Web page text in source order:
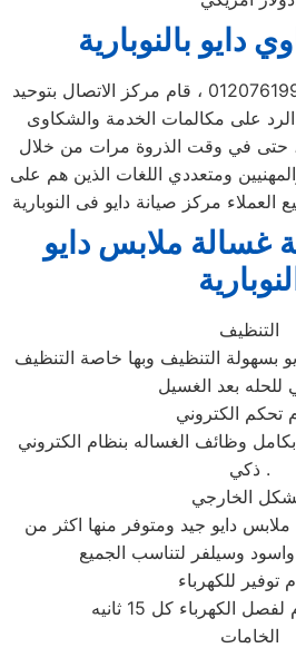
دايو بالنوبارية
من خلال رقم الاتصال 01207619993 ، قام مركز الاتصال بتوحيد
على مكالمات الخدمة والشكاوى
خلال 30 ثانية ، حتى في وقت الذروة مرات من خلال
ومتعددي اللغات الذين هم على
العملاء مركز صيانة دايو فى النوبارية
غسالة ملابس دايو
النوبارية
التنظيف
بسهولة التنظيف وبها خاصة التنظيف
تحكم الكتروني
وظائف الغساله بنظام الكتروني
ذكي .
الخارجي
دايو جيد ومتوفر منها اكثر من
توفير للكهرباء
الخامات